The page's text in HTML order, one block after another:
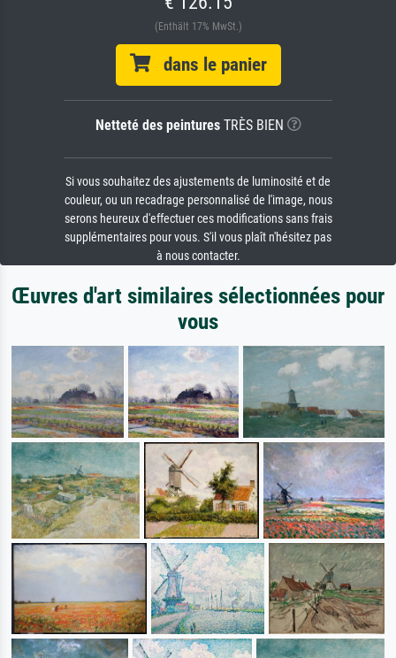
(Enthält 17% MwSt.)
dans le panier
Netteté des peinturesTRÈS BIEN
Si vous souhaitez des ajustements de luminosité et de
couleur, ou un recadrage personnalisé de l'image, nous
serons heureux d'effectuer ces modifications sans frais
supplémentaires pour vous. S'il vous plaît n'hésitez pas
à nous contacter.
Œuvres d'art similaires sélectionnées pour
vous